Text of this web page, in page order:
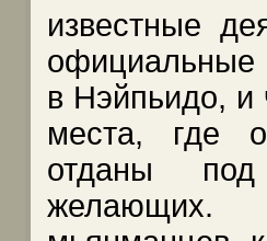
известные
официальные
в Нэйпьидо, и
места, где
отданы